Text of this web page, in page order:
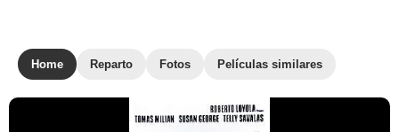
Home Reparto Fotos Películas similares